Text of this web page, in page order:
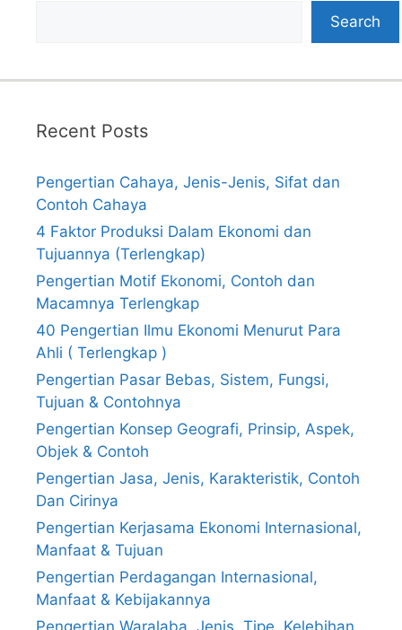
Search
Recent Posts
Pengertian Cahaya, Jenis-Jenis, Sifat dan
Contoh Cahaya
4 Faktor Produksi Dalam Ekonomi dan
Tujuannya (Terlengkap)
Pengertian Motif Ekonomi, Contoh dan
Macamnya Terlengkap
40 Pengertian Ilmu Ekonomi Menurut Para
Ahli ( Terlengkap )
Pengertian Pasar Bebas, Sistem, Fungsi,
Tujuan & Contohnya
Pengertian Konsep Geografi, Prinsip, Aspek,
Objek & Contoh
Pengertian Jasa, Jenis, Karakteristik, Contoh
Dan Cirinya
Pengertian Kerjasama Ekonomi Internasional,
Manfaat & Tujuan
Pengertian Perdagangan Internasional,
Manfaat & Kebijakannya